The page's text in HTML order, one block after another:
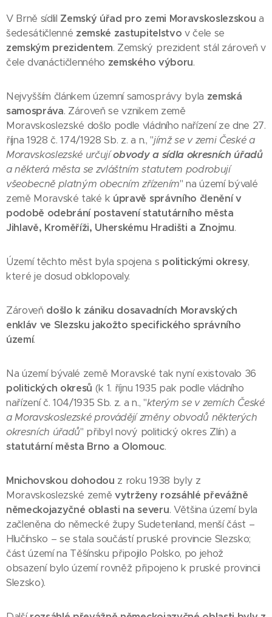
V Brně sídlil Zemský úřad pro zemi Moravskoslezskou a
šedesátičlenné zemské zastupitelstvo v čele se
zemským prezidentem. Zemský prezident stál zároveň v
čele dvanáctičlenného zemského výboru.
Nejvyšším článkem územní samosprávy byla zemská
samospráva. Zároveň se vznikem země
Moravskoslezské došlo podle vládního nařízení ze dne 27.
října 1928 č. 174/1928 Sb. z. a n., "jímž se v zemi České a
Moravskoslezské určujíobvody a sídla okresních úřadů
a některá města se zvláštním statutem podrobují
všeobecně platným obecním zřízením" na území bývalé
země Moravské také k úpravě správního členění v
podobě odebrání postavení statutárního města
Jihlavě, Kroměříži, Uherskému Hradišti a Znojmu.
Území těchto měst byla spojena s politickými okresy,
které je dosud obklopovaly.
Zároveň došlo k zániku dosavadních Moravských
enkláv ve Slezsku jakožto specifického správního
území.
Na území bývalé země Moravské tak nyní existovalo 36
politických okresů (k 1. říjnu 1935 pak podle vládního
nařízení č. 104/1935 Sb. z. a n., "kterým se v zemích České
a Moravskoslezské provádějí změny obvodů některých
okresních úřadů" přibyl nový politický okres Zlín) a
statutární města Brno a Olomouc.
Mnichovskou dohodou z roku 1938 byly z
Moravskoslezské zeměvytrženy rozsáhlé převážně
německojazyčné oblasti na severu. Většina území byla
začleněna do německé župy Sudetenland, menší část –
Hlučínsko – se stala součástí pruské provincie Slezsko;
část území na Těšínsku připojilo Polsko, po jehož
obsazení bylo území rovněž připojeno k pruské provincii
Slezsko).